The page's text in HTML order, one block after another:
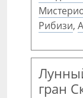
Рибизи,
гран